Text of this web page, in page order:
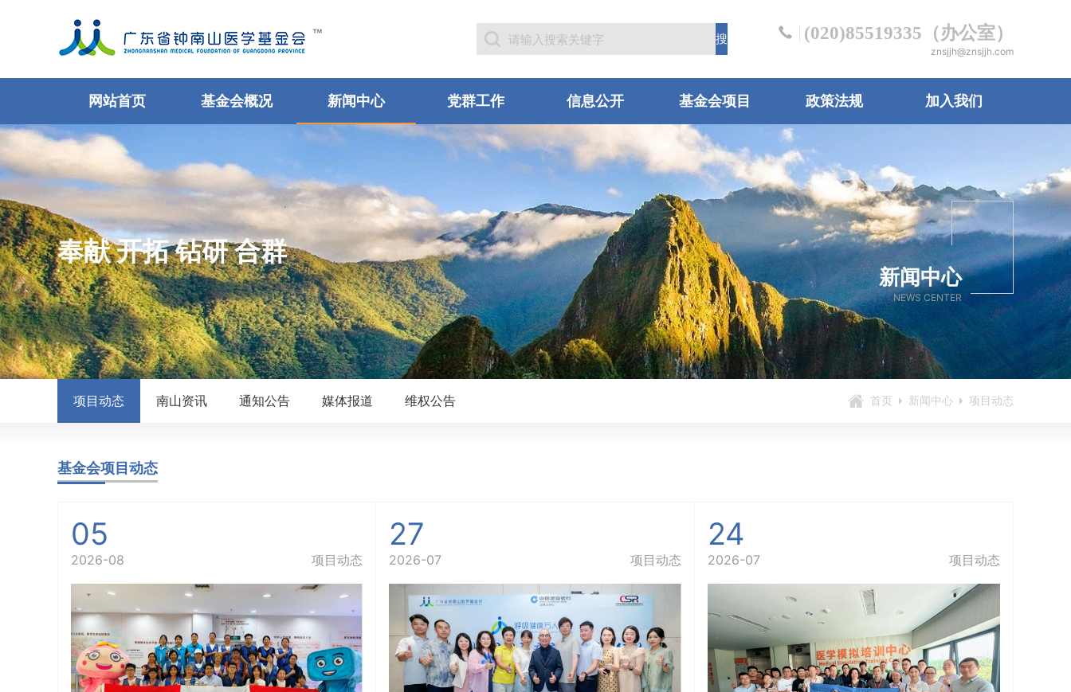
(020)85519335（办公室）
znsjjh@znsjjh.com
网站首页 基金会概况 新闻中心 党群工作 信息公开 基金会项目 政策法规 加入我们
奉献 开拓 钻研 合群
新闻中心
NEWS CENTER
项目动态 南山资讯 通知公告 媒体报道 维权公告 首页 新闻中心 项目动态
基金会项目动态
05
2026-08 项目动态
27
2026-07 项目动态
24
2026-07 项目动态